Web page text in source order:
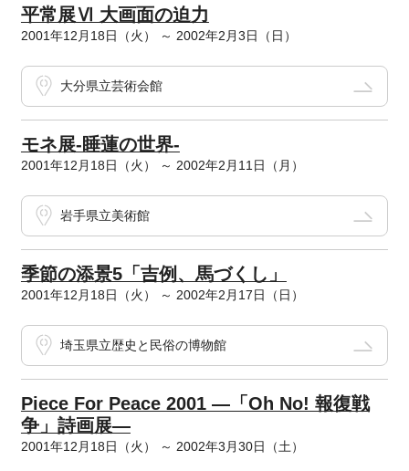
平常展Ⅵ 大画面の迫力
2001年12月18日（火） ～ 2002年2月3日（日）
大分県立芸術会館
モネ展-睡蓮の世界-
2001年12月18日（火） ～ 2002年2月11日（月）
岩手県立美術館
季節の添景5「吉例、馬づくし」
2001年12月18日（火） ～ 2002年2月17日（日）
埼玉県立歴史と民俗の博物館
Piece For Peace 2001 ―「Oh No! 報復戦
争」詩画展―
2001年12月18日（火） ～ 2002年3月30日（土）